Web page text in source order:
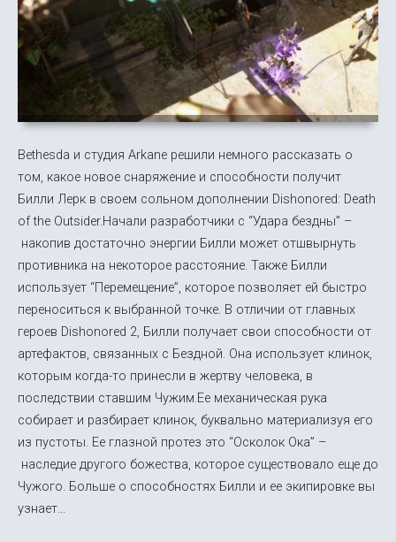
Bethesda и студия Arkane решили немного рассказать о
том, какое новое снаряжение и способности получит
Билли Лерк в своем сольном дополнении Dishonored: Death
of the Outsider.Начали разработчики с “Удара бездны” –
накопив достаточно энергии Билли может отшвырнуть
противника на некоторое расстояние. Также Билли
использует “Перемещение”, которое позволяет ей быстро
переноситься к выбранной точке. В отличии от главных
героев Dishonored 2, Билли получает свои способности от
артефактов, связанных с Бездной. Она использует клинок,
которым когда-то принесли в жертву человека, в
последствии ставшим Чужим.Ее механическая рука
собирает и разбирает клинок, буквально материализуя его
из пустоты. Ее глазной протез это “Осколок Ока” –
наследие другого божества, которое существовало еще до
Чужого. Больше о способностях Билли и ее экипировке вы
узнает...